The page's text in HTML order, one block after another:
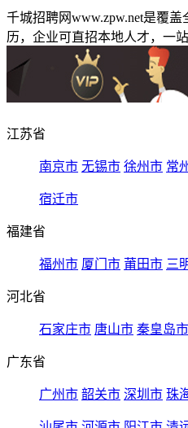
千城招聘网www.zpw.net是覆
历，企业可直招本地人才，一
江苏省
南京市 无锡市 徐州市 常
宿迁市
福建省
福州市 厦门市 莆田市 三
河北省
石家庄市 唐山市 秦皇岛市
广东省
广州市 韶关市 深圳市 珠